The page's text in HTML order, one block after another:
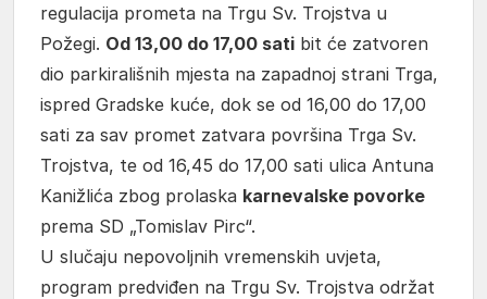
regulacija prometa na Trgu Sv. Trojstva u
Požegi. Od 13,00 do 17,00 sati bit će zatvoren
dio parkirališnih mjesta na zapadnoj strani Trga,
ispred Gradske kuće, dok se od 16,00 do 17,00
sati za sav promet zatvara površina Trga Sv.
Trojstva, te od 16,45 do 17,00 sati ulica Antuna
Kanižlića zbog prolaska karnevalske povorke
prema SD „Tomislav Pirc“.
U slučaju nepovoljnih vremenskih uvjeta,
program predviđen na Trgu Sv. Trojstva održat